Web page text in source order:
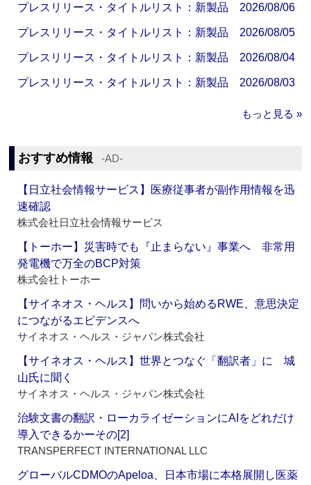
プレスリリース・タイトルリスト：新製品 2026/08/06
プレスリリース・タイトルリスト：新製品 2026/08/05
プレスリリース・タイトルリスト：新製品 2026/08/04
プレスリリース・タイトルリスト：新製品 2026/08/03
もっと見る »
おすすめ情報 ‐AD‐
【日立社会情報サービス】医療従事者が副作用情報を迅
速確認
株式会社日立社会情報サービス
【トーホー】災害時でも『止まらない』事業へ 非常用
発電機で万全のBCP対策
株式会社トーホー
【サイネオス・ヘルス】問いから始めるRWE、意思決定
につながるエビデンスへ
サイネオス・ヘルス・ジャパン株式会社
【サイネオス・ヘルス】世界とつなぐ「翻訳者」に 城
山氏に聞く
サイネオス・ヘルス・ジャパン株式会社
治験文書の翻訳・ローカライゼーションにAIをどれだけ
導入できるかーその[2]
TRANSPERFECT INTERNATIONAL LLC
グローバルCDMOのApeloa、日本市場に本格展開し医薬